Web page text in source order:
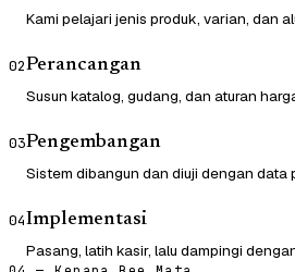
Kami pelajari jenis produk, varian, dan
02Perancangan
Susun katalog, gudang, dan aturan
03Pengembangan
Sistem dibangun dan diuji dengan data
04Implementasi
Pasang, latih kasir, lalu dampingi